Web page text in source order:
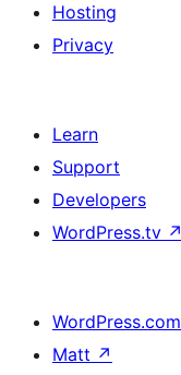
Hosting
Privacy
Learn
Support
Developers
WordPress.tv ↗
WordPress.com
Matt ↗